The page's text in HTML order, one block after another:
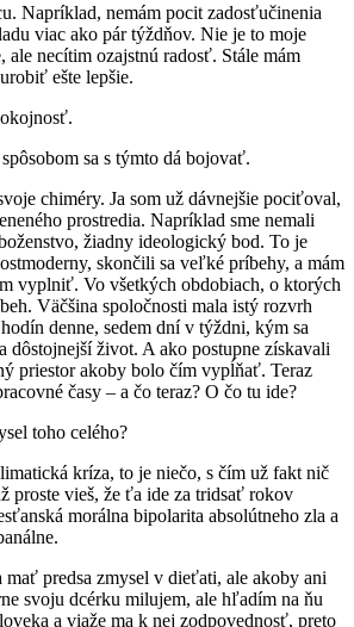
Napríklad, nemám pocit zadosťučinenia
viac ako pár týždňov. Nie je to moje
ale necítim ozajstnú radosť. Stále mám
ešte lepšie.
sa s týmto dá bojovať.
chiméry. Ja som už dávnejšie pociťoval,
prostredia. Napríklad sme nemali
žiadny ideologický bod. To je
skončili sa veľké príbehy, a mám
vyplniť. Vo všetkých obdobiach, o ktorých
Väčšina spoločnosti mala istý rozvrh
denne, sedem dní v týždni, kým sa
dôstojnejší život. A ako postupne získavali
priestor akoby bolo čím vypĺňať. Teraz
časy – a čo teraz? O čo tu ide?
toho celého?
kríza, to je niečo, s čím už fakt nič
proste vieš, že ťa ide za tridsať rokov
morálna bipolarita absolútneho zla a
mať predsa zmysel v dieťati, ale akoby ani
svoju dcérku milujem, ale hľadím na ňu
a viaže ma k nej zodpovednosť, preto